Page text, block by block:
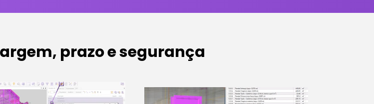
prazo e segurança